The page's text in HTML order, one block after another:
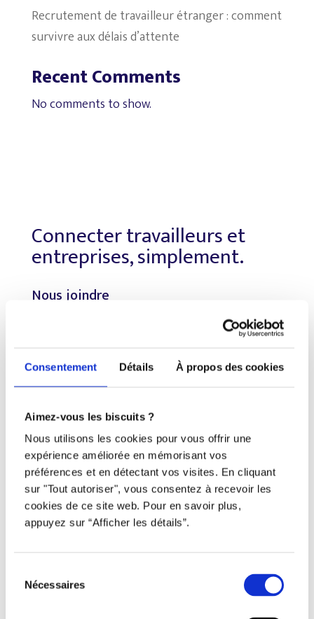
Consentement Détails À propos des cookies
Aimez-vous les biscuits ?
Nous utilisons les cookies pour vous offrir une
expérience améliorée en mémorisant vos
préférences et en détectant vos visites. En cliquant
sur "Tout autoriser", vous consentez à recevoir les
cookies de ce site web. Pour en savoir plus,
appuyez sur “Afficher les détails”.
Nécessaires
Recrutement de travailleur étranger : comment
survivre aux délais d’attente
Recent Comments
No comments to show.
Connecter travailleurs et
entreprises, simplement.
Nous joindre
Email
info@djob.co
Liens utiles
S’inscrire
À propos
Restez à l’affût !